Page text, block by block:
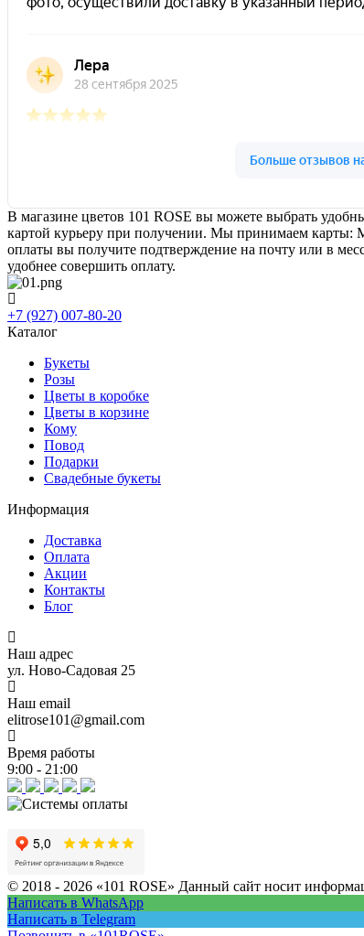
В магазине цветов 101 ROSE вы можете выбрать
картой курьеру при получении. Мы принимаем карты:
оплаты вы получите подтверждение на почту или в
удобнее совершить оплату.
+7 (927) 007-80-20
Каталог
Букеты
Розы
Цветы в коробке
Цветы в корзине
Кому
Повод
Подарки
Свадебные букеты
Информация
Доставка
Оплата
Акции
Контакты
Блог
Наш адрес
ул. Ново-Садовая 25
Наш email
elitrose101@gmail.com
Время работы
9:00 - 21:00
© 2018 - 2026 «101 ROSE» Данный сайт носит
Написать в WhatsApp
Написать в Telegram